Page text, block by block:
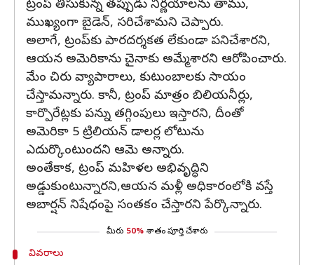
ట్రంప్‌ తీసుకున్న తప్పుడు నిర్ణయాలను తాము,
ముఖ్యంగా బైడెన్‌, సరిచేశామని చెప్పారు.
అలాగే, ట్రంప్‌కు పారదర్శకత లేకుండా పనిచేశారని,
ఆయన అమెరికాను చైనాకు అమ్మేశారని ఆరోపించారు.
మేం చిరు వ్యాపారాలు, కుటుంబాలకు సాయం
చేస్తామన్నారు. కానీ, ట్రంప్‌ మాత్రం బిలియనీర్లు,
కార్పొరేట్లకు పన్ను తగ్గింపులు ఇస్తారని, దీంతో
అమెరికా 5 ట్రిలియన్‌ డాలర్ల లోటును
ఎదుర్కొంటుందని ఆమె అన్నారు.
అంతేకాక, ట్రంప్‌ మహిళల అభివృద్ధిని
అడ్డుకుంటున్నారని,ఆయన మళ్లీ అధికారంలోకి వస్తే
అబార్షన్‌ నిషేధంపై సంతకం చేస్తారని పేర్కొన్నారు.
మీరు 50% శాతం పూర్తి చేశారు
వివరాలు